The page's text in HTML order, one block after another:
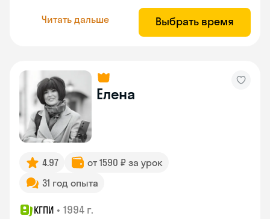
Читать дальше Выбрать время
Елена
4.97
от 1590 ₽ за урок
31 год опыта
КГПИ • 1994 г.